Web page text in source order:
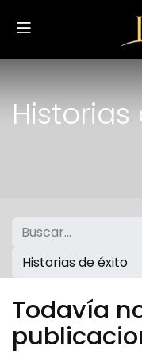
Historias de éxito
Todavía